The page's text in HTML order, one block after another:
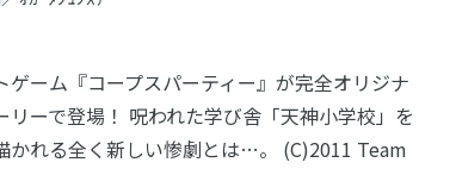
ゲーム『コープスパーティー』が完全オリジナ
リーで登場！ 呪われた学び舎「天神小学校」を
かれる全く新しい惨劇とは…。 (C)2011 Team